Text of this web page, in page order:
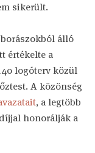
sikerült.
álló
értékelte a
logóterv közül
A közönség
, a legtöbb
honorálják a